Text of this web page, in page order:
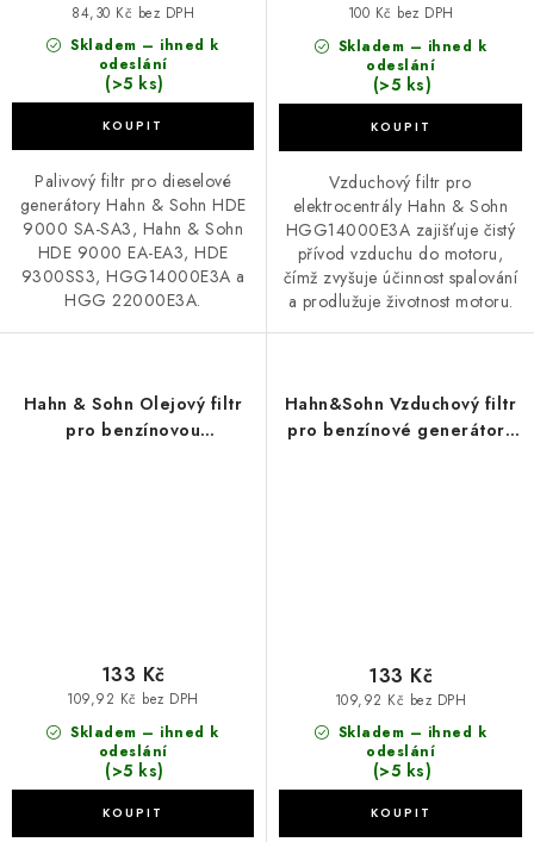
Skladem – ihned k
odeslání
(>5 ks)
84,30 Kč bez DPH
Palivový filtr pro dieselové
generátory Hahn & Sohn HDE
9000 SA-SA3, Hahn & Sohn
HDE 9000 EA-EA3, HDE
9300SS3, HGG14000E3A a
HGG 22000E3A.
Skladem – ihned k
odeslání
(>5 ks)
100 Kč bez DPH
Vzduchový filtr pro
elektrocentrály Hahn & Sohn
HGG14000E3A zajišťuje čistý
přívod vzduchu do motoru,
čímž zvyšuje účinnost spalování
a prodlužuje životnost motoru.
Hahn & Sohn Olejový filtr
pro benzínovou
Skladem – ihned k
odeslání
(>5 ks)
109,92 Kč bez DPH
133 Kč
Hahn&Sohn Vzduchový filtr
pro benzínové generátory
Skladem – ihned k
odeslání
(>5 ks)
109,92 Kč bez DPH
133 Kč